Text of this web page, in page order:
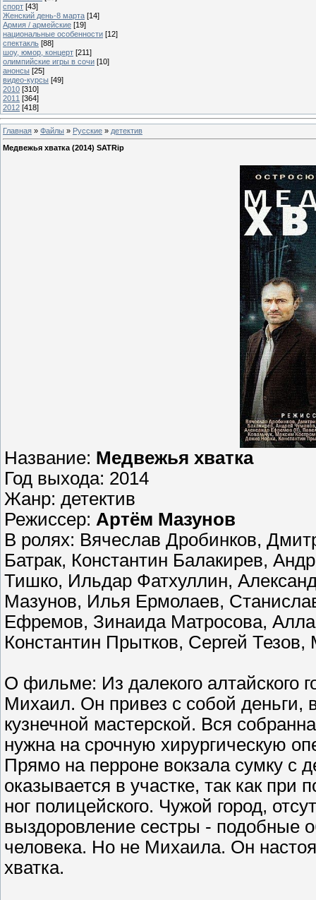
спорт [43]
Женский день-8 марта [14]
Армия / армейские [19]
национальные особенности [12]
спектакль [88]
шоу, юмор, концерт [211]
олимпийские игры в сочи [10]
анонсы [25]
видео-курсы [49]
2010 [310]
2011 [364]
2012 [418]
Главная » Файлы » Русские » детектив
Медвежья хватка (2014) SATRip
Название: Медвежья хватка
Год выхода: 2014
Жанр: детектив
Режиссер: Артём Мазунов
В ролях: Вячеслав Дробинков,
Батрак, Константин Балакирев,
Тишко, Ильдар Фатхуллин,
Мазунов, Илья Ермолаев,
Ефремов, Зинаида Матросова,
Константин Прытков, Сергей
О фильме: Из далекого алтайского
Михаил. Он привез с собой
кузнечной мастерской. Вся
нужна на срочную хирургическую
Прямо на перроне вокзала сумку с
оказывается в участке, так как при
ног полицейского. Чужой город,
выздоровление сестры - подобные
человека. Но не Михаила. Он
хватка.